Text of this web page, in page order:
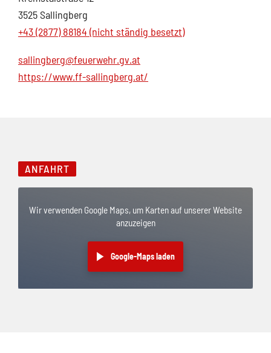
3525 Sallingberg
+43 (2877) 88184 (nicht ständig besetzt)
sallingberg@feuerwehr.gv.at
https://www.ff-sallingberg.at/
ANFAHRT
Wir verwenden Google Maps, um Karten auf unserer Website
anzuzeigen
Google-Maps laden